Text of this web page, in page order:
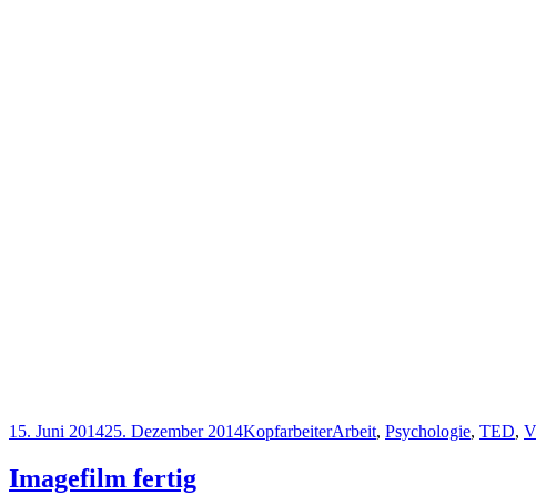
Veröffentlicht
15. Juni 201425. Dezember 2014Kategorien
KopfarbeiterSchlagwörter
Arbeit, Psychologie, TED,
Imagefilm fertig